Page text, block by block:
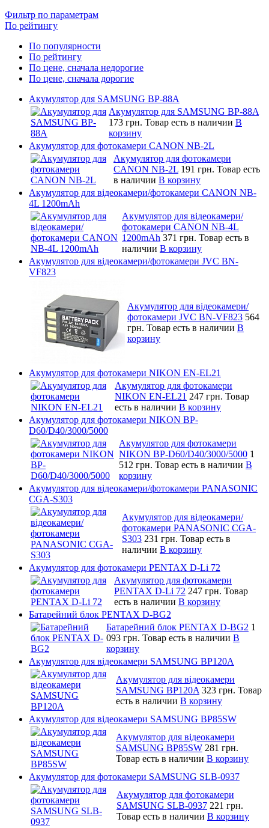
Фильтр по параметрам
По рейтингу
По популярности
По рейтингу
По цене, сначала недорогие
По цене, сначала дорогие
Акумулятор для SAMSUNG BP-88A
Акумулятор для SAMSUNG BP-88A
173 грн. Товар есть в наличии В
корзину
Акумулятор для фотокамери CANON NB-2L
Акумулятор для фотокамери
CANON NB-2L 191 грн. Товар есть
в наличии В корзину
Акумулятор для відеокамери/фотокамери CANON NB-
4L 1200mAh
Акумулятор для відеокамери/
фотокамери CANON NB-4L
1200mAh 371 грн. Товар есть в
наличии В корзину
Акумулятор для відеокамери/фотокамери JVC BN-
VF823
Акумулятор для відеокамери/
фотокамери JVC BN-VF823 564
грн. Товар есть в наличии В
корзину
Акумулятор для фотокамери NIKON EN-EL21
Акумулятор для фотокамери
NIKON EN-EL21 247 грн. Товар
есть в наличии В корзину
Акумулятор для фотокамери NIKON BP-
D60/D40/3000/5000
Акумулятор для фотокамери
NIKON BP-D60/D40/3000/5000 1
512 грн. Товар есть в наличии В
корзину
Акумулятор для відеокамери/фотокамери PANASONIC
CGA-S303
Акумулятор для відеокамери/
фотокамери PANASONIC CGA-
S303 231 грн. Товар есть в
наличии В корзину
Акумулятор для фотокамери PENTAX D-Li 72
Акумулятор для фотокамери
PENTAX D-Li 72 247 грн. Товар
есть в наличии В корзину
Батарейний блок PENTAX D-BG2
Батарейний блок PENTAX D-BG2 1
093 грн. Товар есть в наличии В
корзину
Акумулятор для відеокамери SAMSUNG BP120A
Акумулятор для відеокамери
SAMSUNG BP120A 323 грн. Товар
есть в наличии В корзину
Акумулятор для відеокамери SAMSUNG BP85SW
Акумулятор для відеокамери
SAMSUNG BP85SW 281 грн.
Товар есть в наличии В корзину
Акумулятор для фотокамери SAMSUNG SLB-0937
Акумулятор для фотокамери
SAMSUNG SLB-0937 221 грн.
Товар есть в наличии В корзину